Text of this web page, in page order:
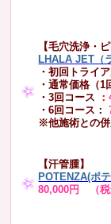
【毛穴洗浄・
LHALA JET（
・初回トライ
・通常価格（1
・3回コース ：
・6回コース：
※他施術との併
【汗管腫】
POTENZA(ポ
80,000円 （税